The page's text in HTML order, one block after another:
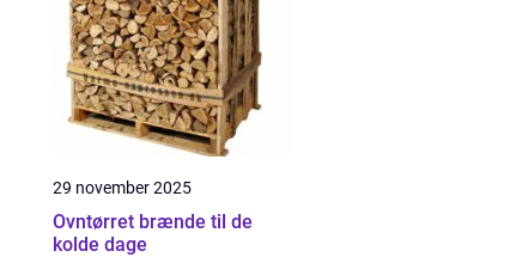
29 november 2025
Ovntørret brænde til de
kolde dage